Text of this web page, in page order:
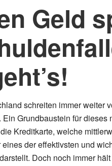
Geld
schreiten immer weiter
Grundbaustein für dieses
Kreditkarte, welche
der effektivsten und
Doch noch immer